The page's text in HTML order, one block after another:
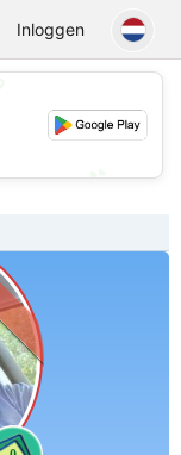
Inloggen